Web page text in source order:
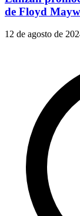
de Floyd
12 de agosto de